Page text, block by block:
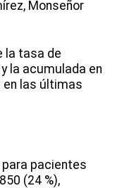
Monseñor
la tasa de
la acumulada en
en las últimas
pacientes
(24 %),